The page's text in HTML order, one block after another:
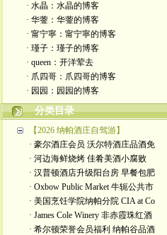
· 水晶：水晶的博客
· 华蓥：华蓥的博客
· 甯宁寧：甯宁寧的博客
· 瑾子：瑾子的博客
· queen：开洋荤去
· 爪四哥：爪四哥的博客
· 园园：园园的博客
分类目录
【2026 纳帕酒庄自驾游】
· 豪尔酒庄会员 沃尔特酒庄品酒免
· 河边海鲜烧烤 佳肴美酒小腐败
· 汉普顿酒店升级阳台房 早餐包肥
· Oxbow Public Market 牛轭公共市
· 美国烹饪学院纳帕分院 CIA at Co
· James Cole Winery 非赤霞珠红酒
· 希尔顿荣誉会员福利 纳帕谷品酒